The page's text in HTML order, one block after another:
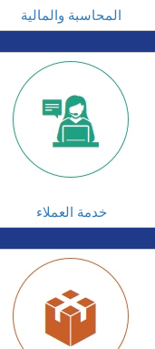
المحاسبة والمالية
خدمة العملاء